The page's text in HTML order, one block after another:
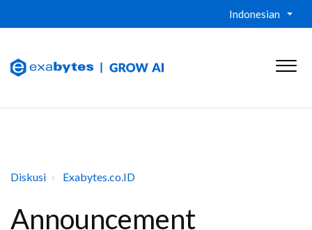
Indonesian
Diskusi Exabytes.co.ID
Announcement